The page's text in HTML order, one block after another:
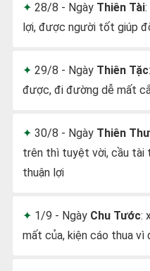
28/8 - Ngày Thiên Tài
lợi, được người tốt giúp
29/8 - Ngày Thiên Tặc
được, đi đường dễ mất
30/8 - Ngày Thiên
trên thì tuyệt vời, cầu tài
thuận lợi
1/9 - Ngày Chu Tước:
mất của, kiện cáo thua vì